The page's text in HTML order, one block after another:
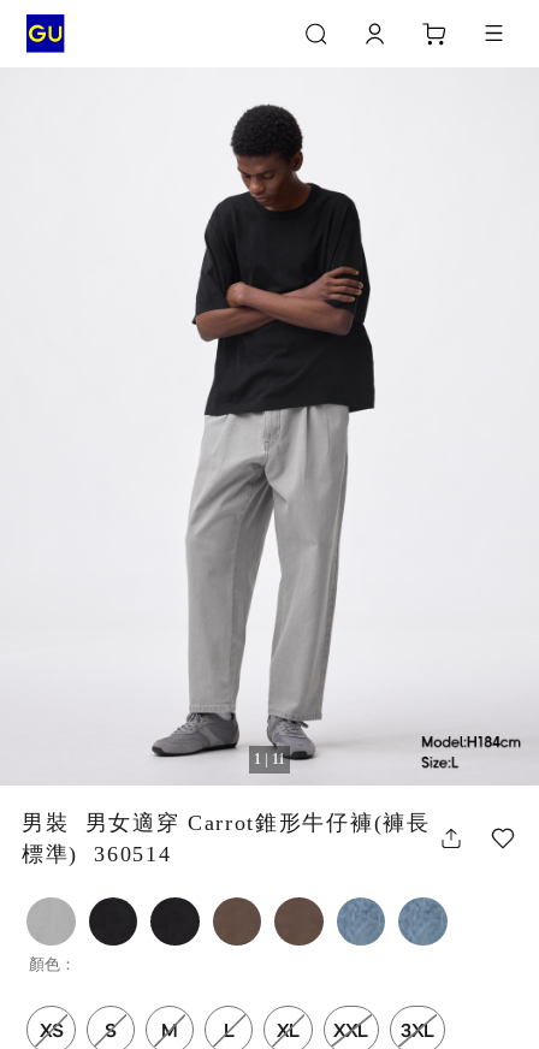
1 | 11
男裝 男女適穿 Carrot錐形牛仔褲(褲長
標準) 360514
顏色：
XS S M L XL XXL 3XL